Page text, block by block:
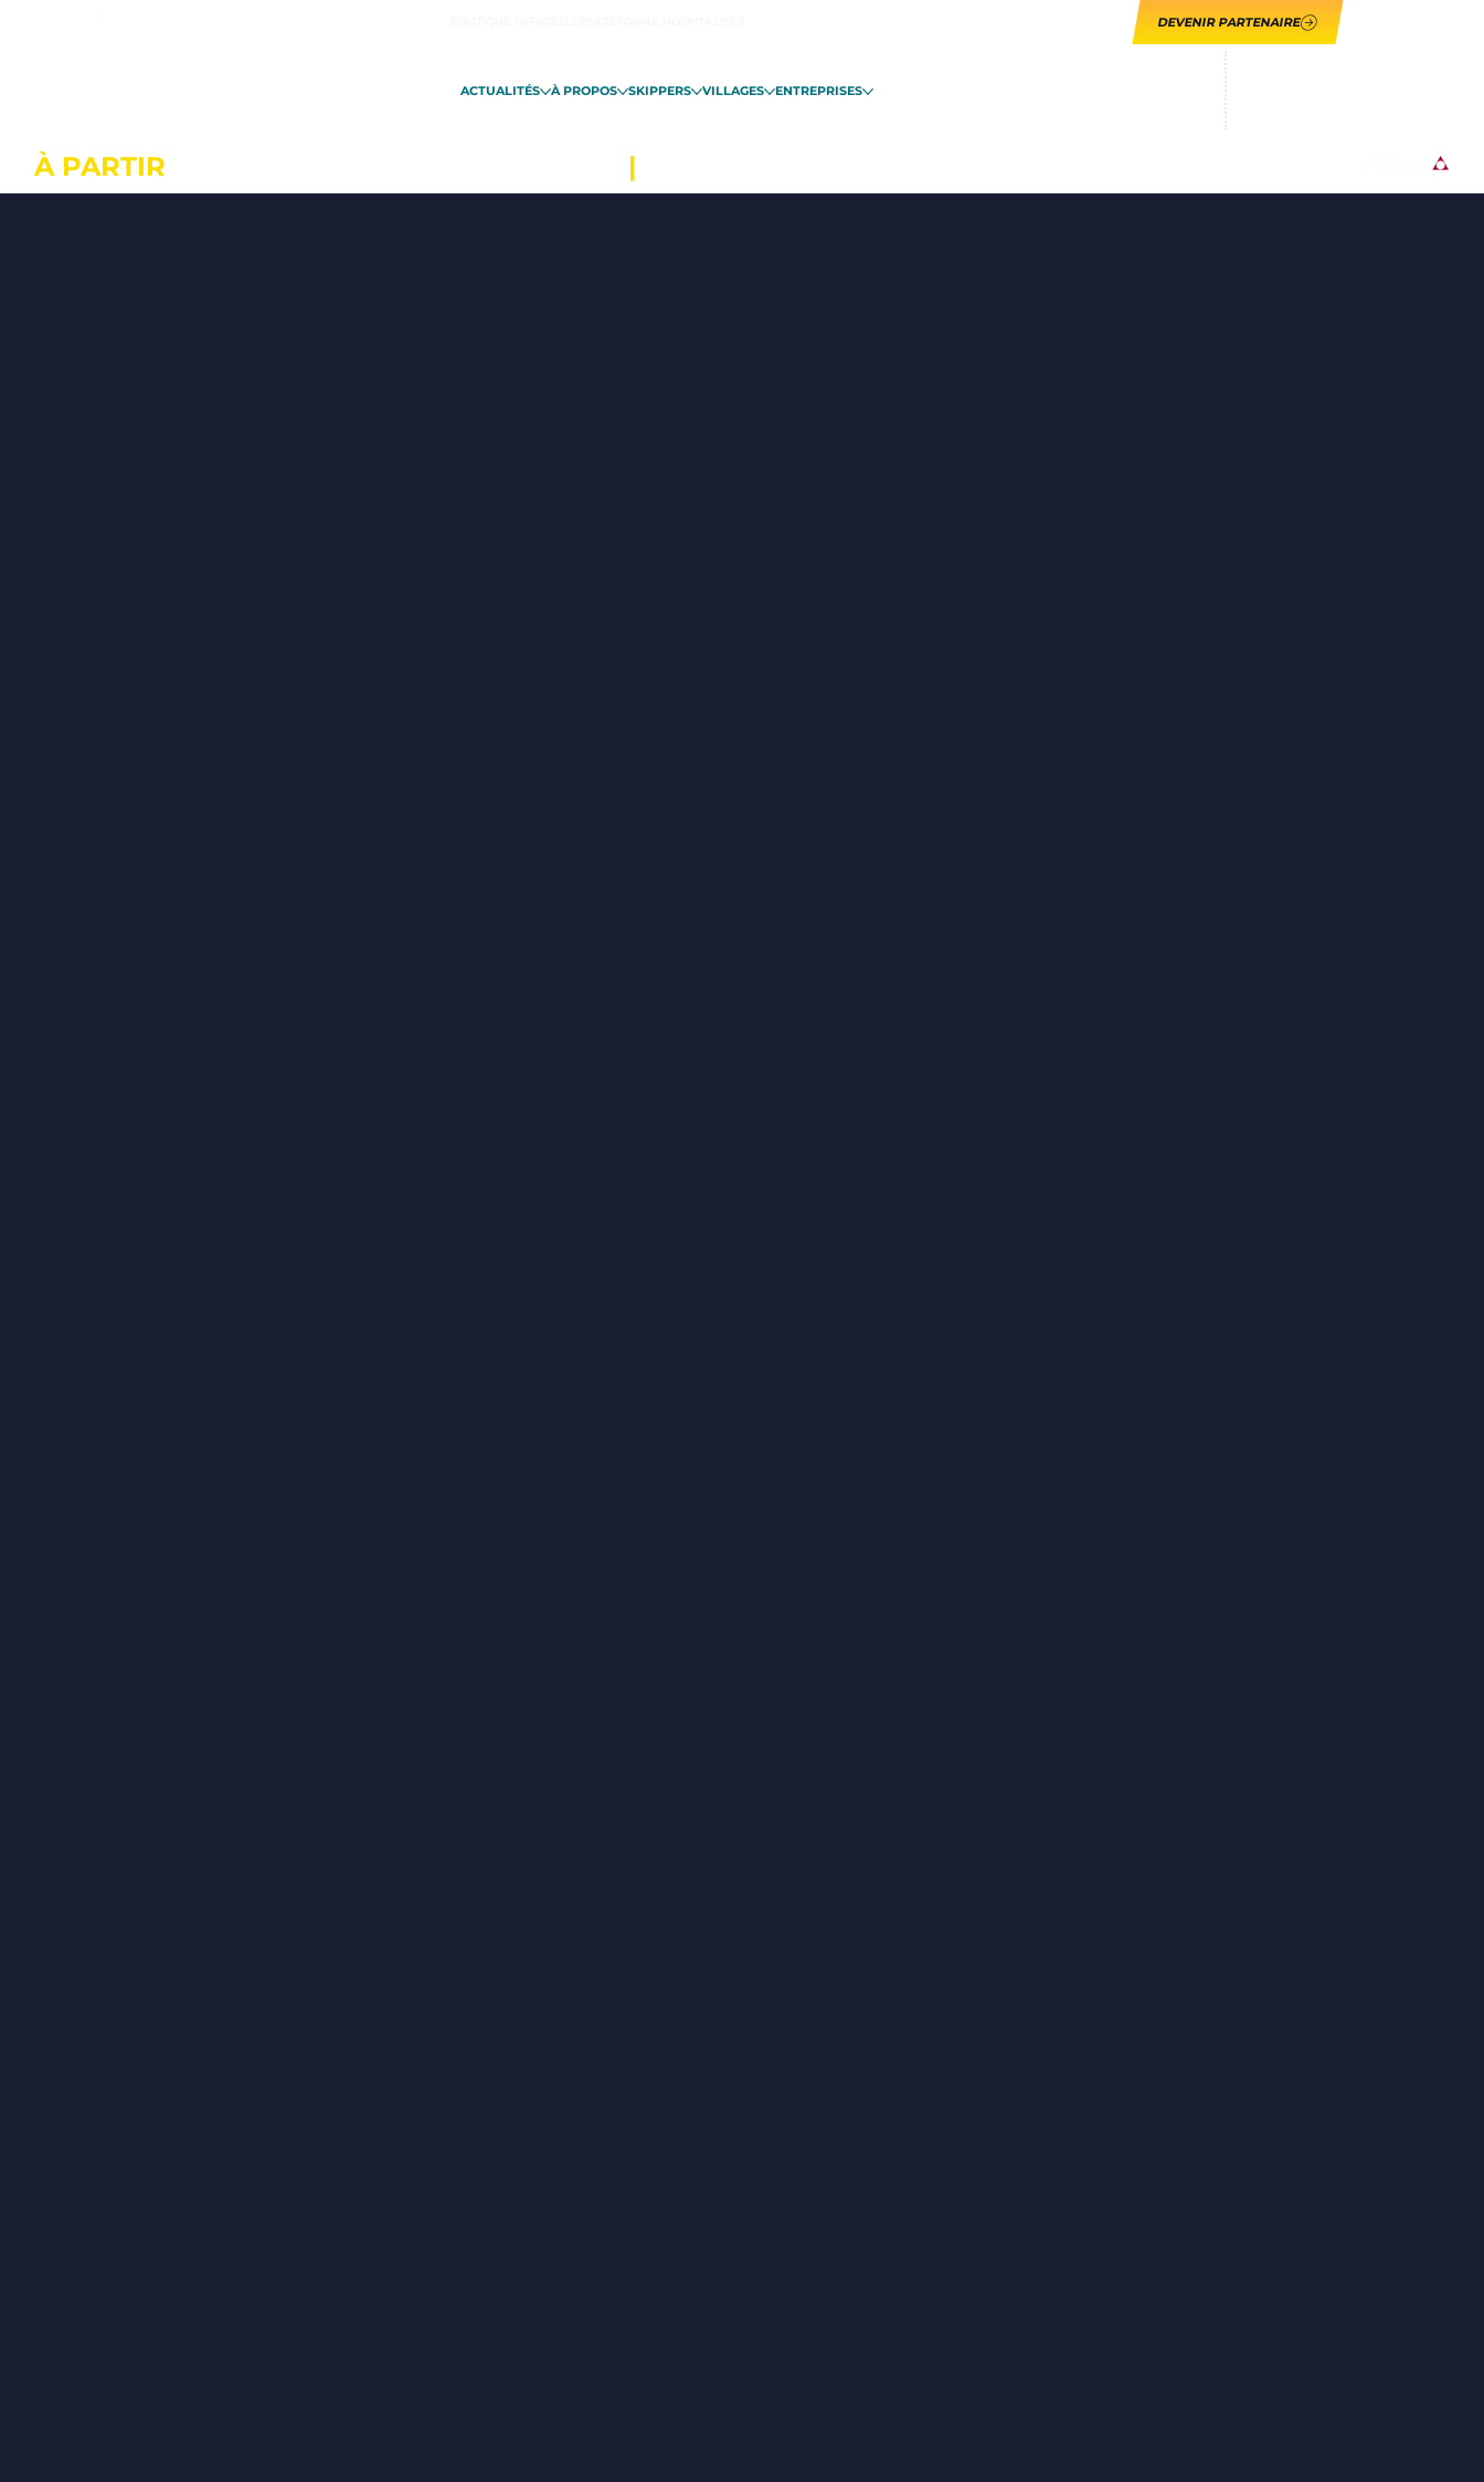
À PARTIR |
ACTUALITÉS À PROPOS SKIPPERS VILLAGES ENTREPRISES
DEVENIR PARTENAIRE